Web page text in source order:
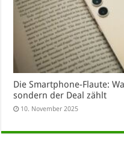
Die Smartphone-Flaute:
sondern der Deal zählt
10. November 2025